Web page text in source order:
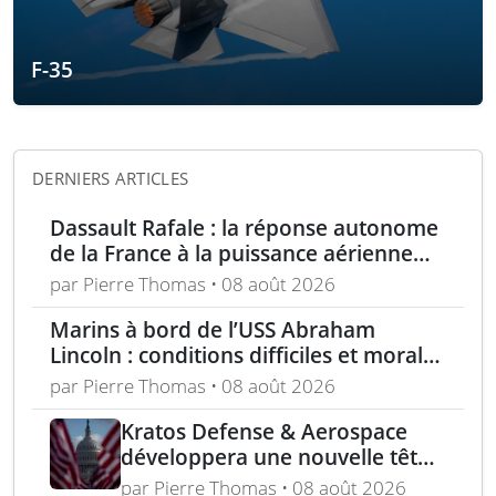
F-35
DERNIERS ARTICLES
Dassault Rafale : la réponse autonome
de la France à la puissance aérienne
moderne
par Pierre Thomas • 08 août 2026
Marins à bord de l’USS Abraham
Lincoln : conditions difficiles et moral
en berne selon leurs familles
par Pierre Thomas • 08 août 2026
Kratos Defense & Aerospace
développera une nouvelle tête
chercheuse pour les missiles
par Pierre Thomas • 08 août 2026